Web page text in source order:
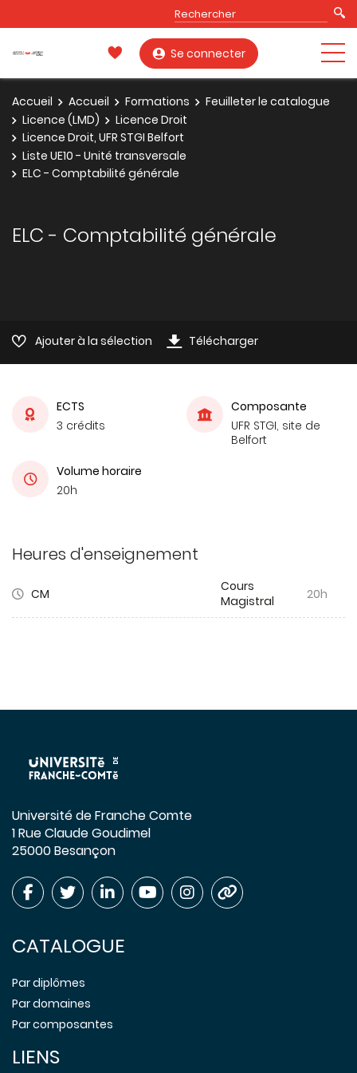
Se connecter
Accueil Accueil Formations
Feuilleter le catalogue
Licence (LMD)
Licence Droit
Licence Droit, UFR STGI Belfort
Liste UE10 - Unité transversale
ELC - Comptabilité générale
ELC - Comptabilité générale
Ajouter à la sélection Télécharger
ECTS
3 crédits
Composante
UFR STGI, site de
Belfort
Volume horaire
20h
Heures d'enseignement
CM
Cours
Magistral
20h
Université de Franche Comte
1 Rue Claude Goudimel
25000 Besançon
CATALOGUE
Par diplômes
Par domaines
Par composantes
LIENS